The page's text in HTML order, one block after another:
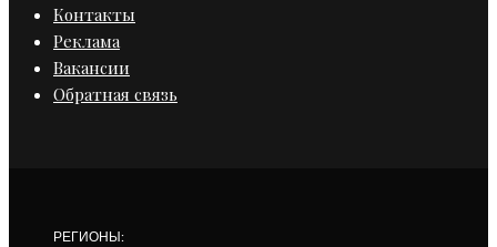
Контакты
Реклама
Вакансии
Обратная связь
РЕГИОНЫ: